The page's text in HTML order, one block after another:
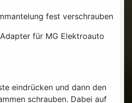
fest verschrauben
eindrücken und dann den
schrauben. Dabei auf